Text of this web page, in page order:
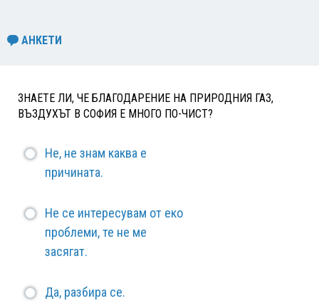
АНКЕТИ
ЗНАЕТЕ ЛИ, ЧЕ БЛАГОДАРЕНИЕ НА ПРИРОДНИЯ ГАЗ,
ВЪЗДУХЪТ В СОФИЯ Е МНОГО ПО-ЧИСТ?
Не, не знам каква е
причината.
Не се интересувам от еко
проблеми, те не ме
засягат.
Да, разбира се.